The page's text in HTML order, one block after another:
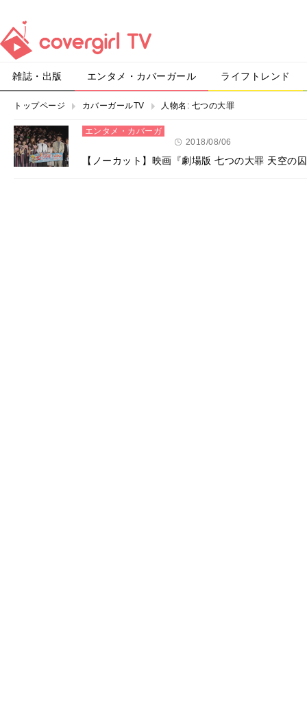
雑誌・出版 エンタメ・カバーガール ライフトレンド
トップページ カバーガールTV 人物名: 七つの大罪
エンタメ・カバーガ
2018/08/06
【ノーカット】映画『劇場版 七つの大罪 天空